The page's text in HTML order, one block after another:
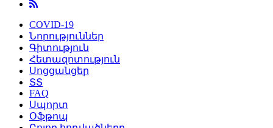
COVID-19
Նորություններ
Գիտություն
Հետազոտություն
Սոցցանցեր
ՏՏ
FAQ
Սպորտ
Օֆթոպ